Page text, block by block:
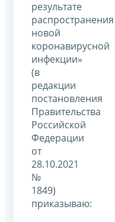
результате
распространения
новой
коронавирусной
инфекции»
(в
редакции
постановления
Правительства
Российской
Федерации
от
28.10.2021
№
1849)
приказываю: